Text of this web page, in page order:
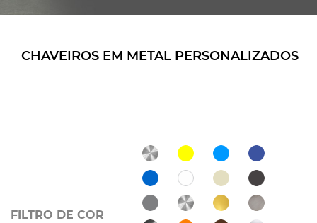
CHAVEIROS EM METAL PERSONALIZADOS
FILTRO DE COR